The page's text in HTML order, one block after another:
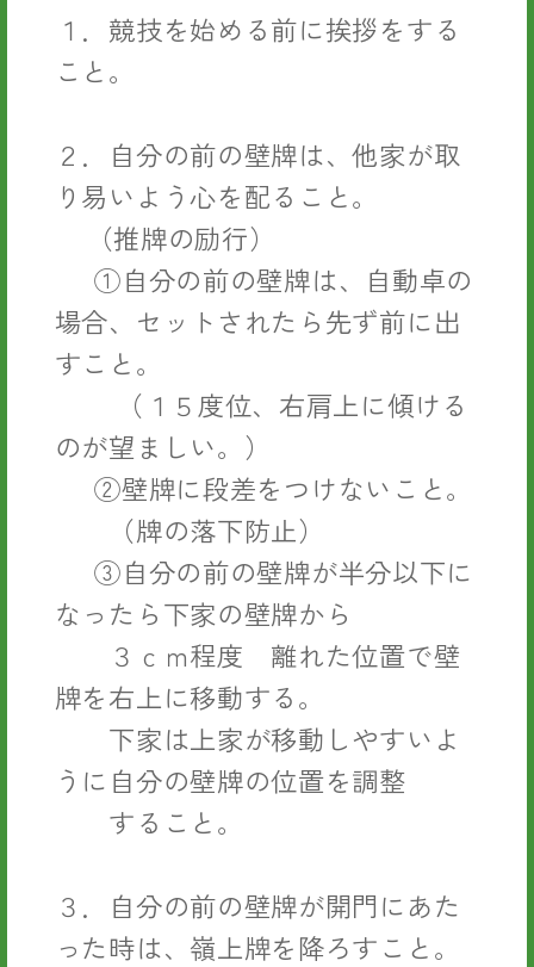
１．競技を始める前に挨拶をする
こと。
２．自分の前の壁牌は、他家が取
り易いよう心を配ること。
（推牌の励行）
①自分の前の壁牌は、自動卓の
場合、セットされたら先ず前に出
すこと。
（１５度位、右肩上に傾ける
のが望ましい。）
②壁牌に段差をつけないこと。
（牌の落下防止）
③自分の前の壁牌が半分以下に
なったら下家の壁牌から
３ｃｍ程度 離れた位置で壁
牌を右上に移動する。
下家は上家が移動しやすいよ
うに自分の壁牌の位置を調整
すること。
３．自分の前の壁牌が開門にあた
った時は、嶺上牌を降ろすこと。